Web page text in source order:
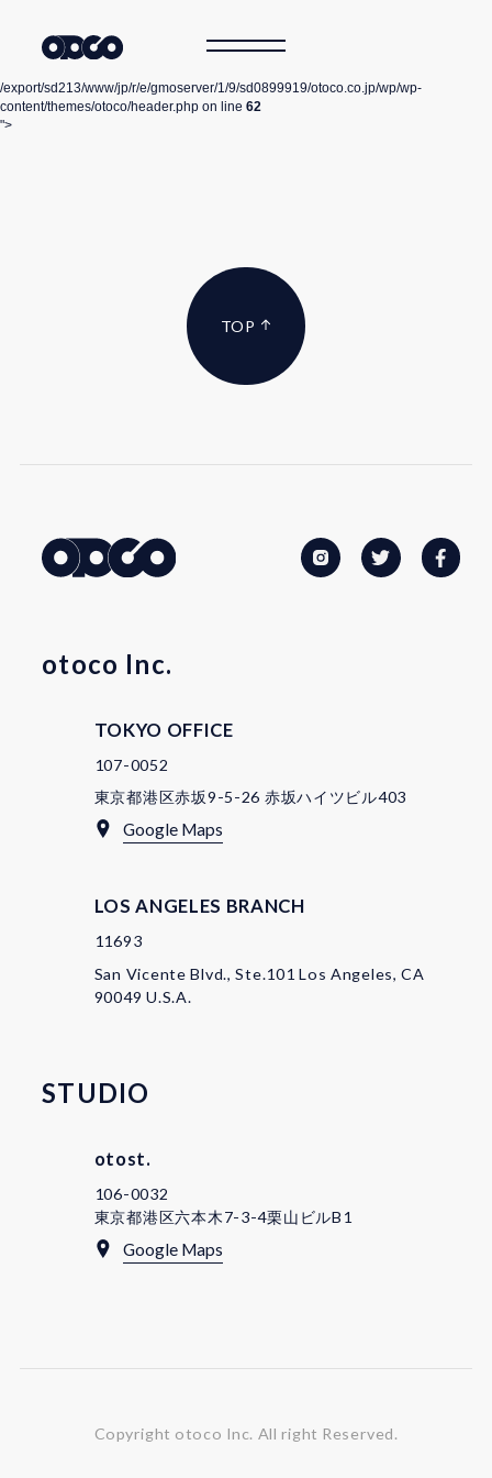
/export/sd213/www/jp/r/e/gmoserver/1/9/sd0899919/otoco.co.jp/wp/wp-
content/themes/otoco/header.php on line 62
">
otoco Inc.
TOKYO OFFICE
107-0052
東京都港区赤坂9-5-26 赤坂ハイツビル403
Google Maps
LOS ANGELES BRANCH
11693
San Vicente Blvd., Ste.101 Los Angeles, CA
90049 U.S.A.
STUDIO
otost.
106-0032
東京都港区六本木7-3-4栗山ビルB1
Google Maps
TOP
Copyright otoco Inc. All right Reserved.